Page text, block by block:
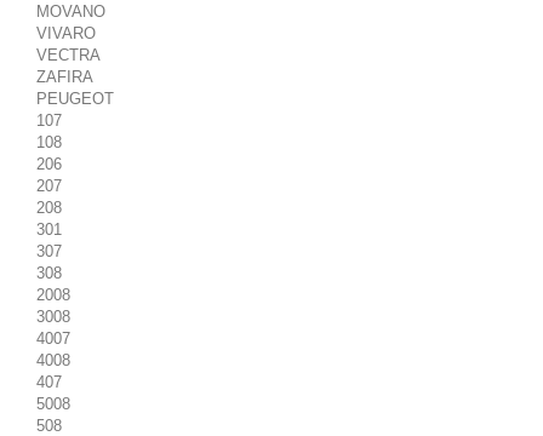
MOVANO
VIVARO
VECTRA
ZAFIRA
PEUGEOT
107
108
206
207
208
301
307
308
2008
3008
4007
4008
407
5008
508